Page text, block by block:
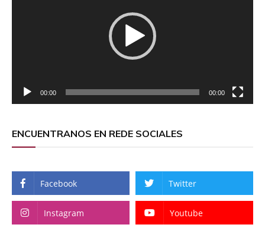
00:00 00:00
ENCUENTRANOS EN REDE SOCIALES
Facebook Twitter
Instagram Youtube